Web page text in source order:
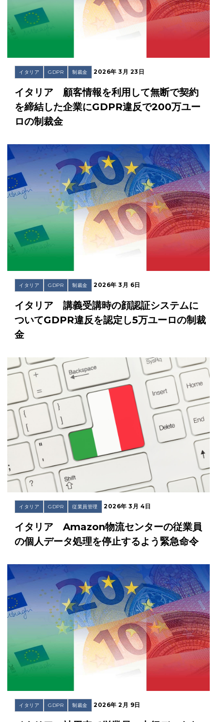
イタリア GDPR 制裁金 2026年 3月 23日
イタリア 顧客情報を利用して無断で契約
を締結した企業にGDPR違反で200万ユー
ロの制裁金
イタリア GDPR 制裁金 2026年 3月 6日
イタリア 講義受講時の顔認証システムに
ついてGDPR違反を認定し5万ユーロの制裁
金
イタリア GDPR 従業員管理 2026年 3月 4日
イタリア Amazon物流センターの従業員
の個人データ処理を停止するよう緊急命令
イタリア GDPR 制裁金 2026年 2月 9日